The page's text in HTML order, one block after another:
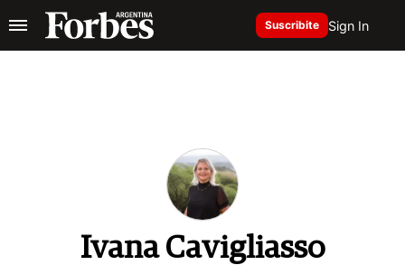
Suscribite Sign In
Ivana Cavigliasso